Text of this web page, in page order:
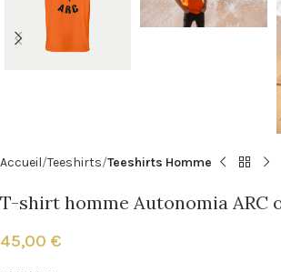
Accueil Teeshirts Teeshirts Homme
T-shirt homme Autonomia ARC
45,00 €